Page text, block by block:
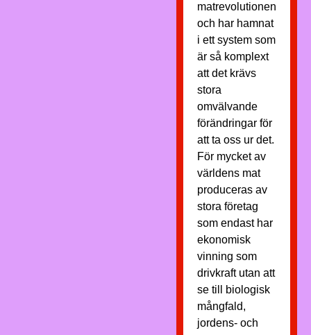
matrevolutionen
och har hamnat
i ett system som
är så komplext
att det krävs
stora
omvälvande
förändringar för
att ta oss ur det.
För mycket av
världens mat
produceras av
stora företag
som endast har
ekonomisk
vinning som
drivkraft utan att
se till biologisk
mångfald,
jordens- och